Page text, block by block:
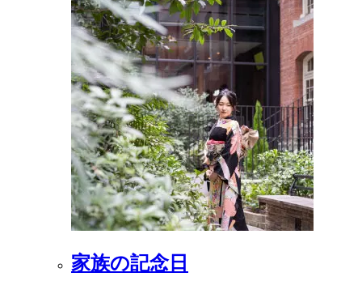
家族の記念日